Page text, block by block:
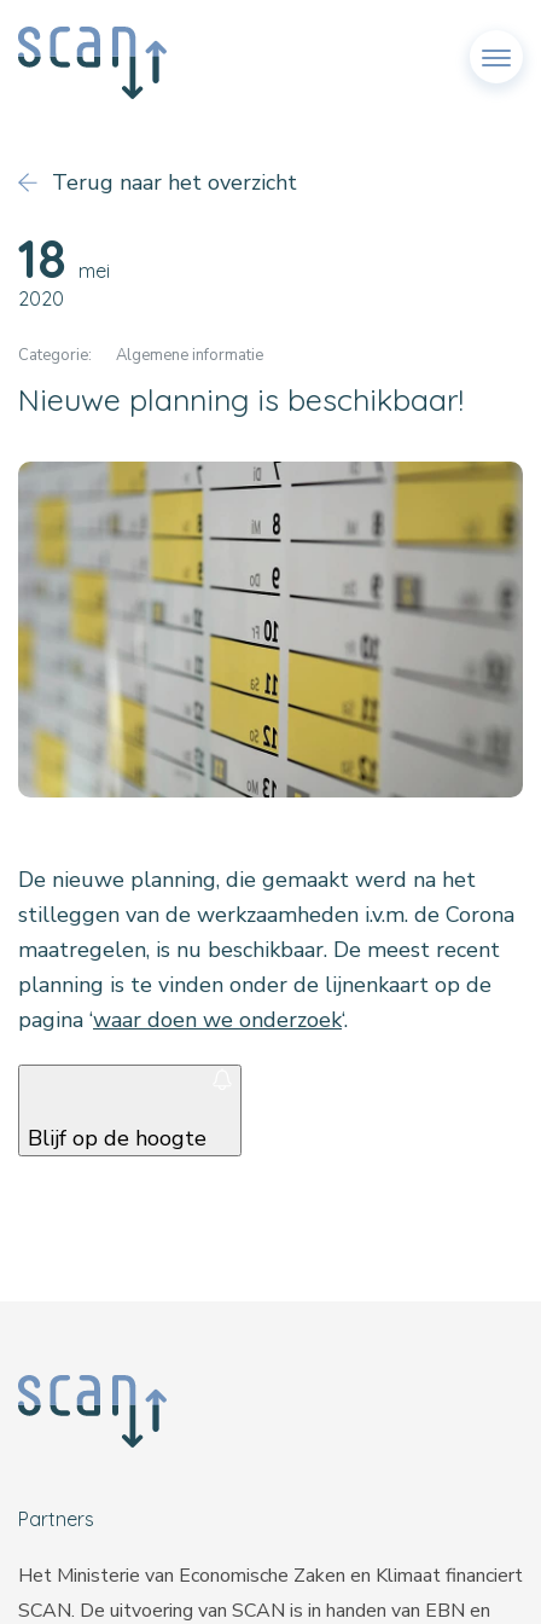
Menu
Terug naar het overzicht
18 mei
2020
Categorie: Algemene informatie
Nieuwe planning is beschikbaar!
De nieuwe planning, die gemaakt werd na het
stilleggen van de werkzaamheden i.v.m. de Corona
maatregelen, is nu beschikbaar. De meest recent
planning is te vinden onder de lijnenkaart op de
pagina ‘waar doen we onderzoek‘.
Blijf op de hoogte
Partners
Het Ministerie van Economische Zaken en Klimaat financiert
SCAN. De uitvoering van SCAN is in handen van EBN en